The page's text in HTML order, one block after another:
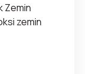
Zemin
zemin